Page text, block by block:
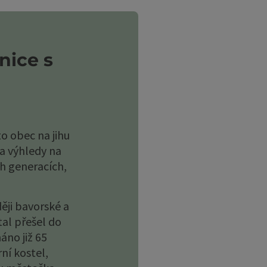
otevřít copyright